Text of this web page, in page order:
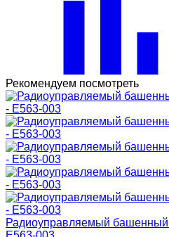
Рекомендуем посмотреть
Радиоуправляемый башенный